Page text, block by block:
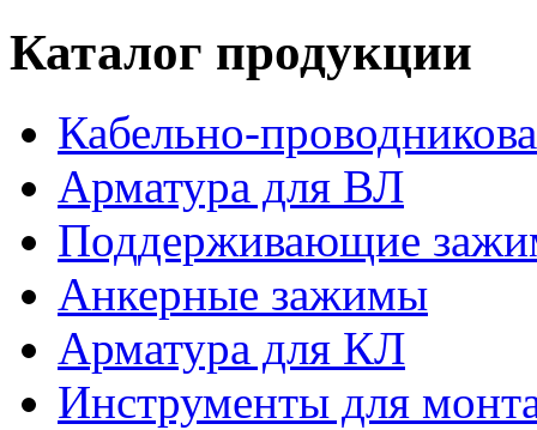
Каталог продукции
Кабельно-
Арматура для ВЛ
Поддерживающие
Анкерные зажимы
Арматура для КЛ
Инструменты для